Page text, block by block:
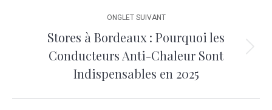
ONGLET SUIVANT
Onglet
suivant
Stores à Bordeaux : Pourquoi les
Conducteurs Anti-Chaleur Sont
Indispensables en 2025